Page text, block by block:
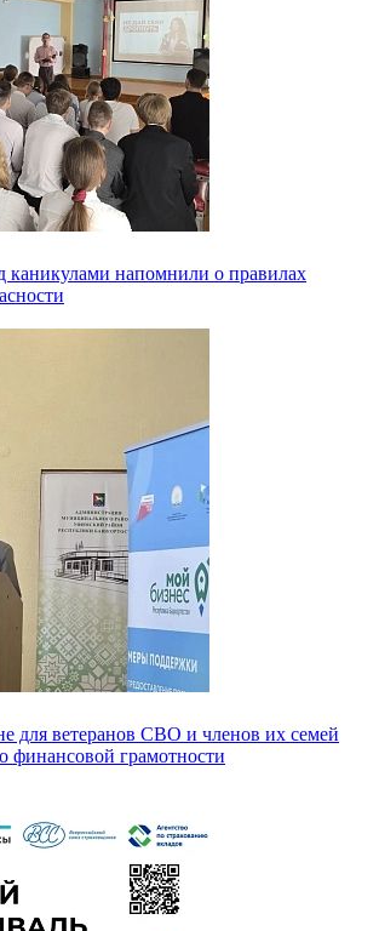
каникулами напомнили о правилах
для ветеранов СВО и членов их семей
финансовой грамотности